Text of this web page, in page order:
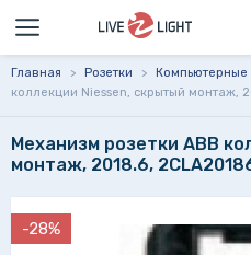
Главная > Розетки > Компьютерные
коллекции Niessen, скрытый монтаж,
Механизм розетки ABB
монтаж, 2018.6,
-28%